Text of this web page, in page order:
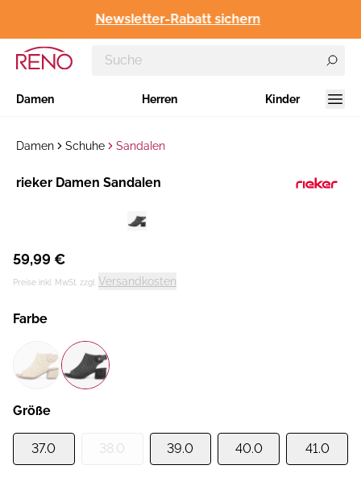
Newsletter-Rabatt sichern
Damen Herren Kinder
Damen Schuhe Sandalen
Hersteller:
rieker Damen Sandalen
59,99 €
Preise inkl. MwSt. zzgl. Versandkosten
Farbe
Größe
37.0 38.0 39.0 40.0 41.0